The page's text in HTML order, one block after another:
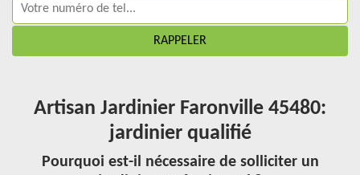
Artisan Jardinier Faronville 45480:
jardinier qualifié
Pourquoi est-il nécessaire de solliciter un